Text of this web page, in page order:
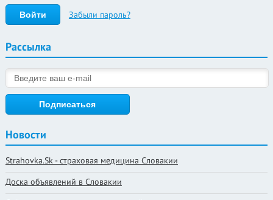
Забыли пароль?
Рассылка
Новости
Strahovka.Sk - страховая медицина Словакии
Доска объявлений в Словакии